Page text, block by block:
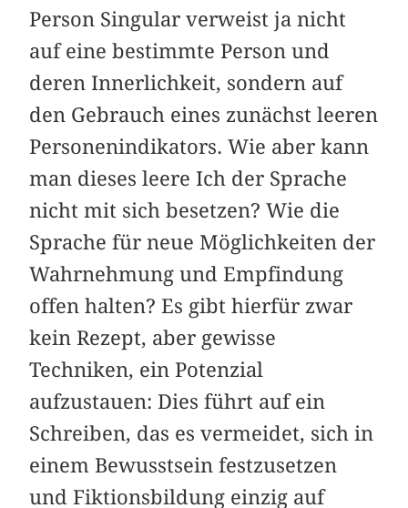
Person Singular verweist ja nicht
auf eine bestimmte Person und
deren Innerlichkeit, sondern auf
den Gebrauch eines zunächst leeren
Personenindikators. Wie aber kann
man dieses leere Ich der Sprache
nicht mit sich besetzen? Wie die
Sprache für neue Möglichkeiten der
Wahrnehmung und Empfindung
offen halten? Es gibt hierfür zwar
kein Rezept, aber gewisse
Techniken, ein Potenzial
aufzustauen: Dies führt auf ein
Schreiben, das es vermeidet, sich in
einem Bewusstsein festzusetzen
und Fiktionsbildung einzig auf